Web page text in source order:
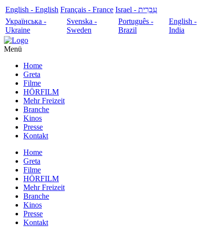
English - English Français - France
עִבְרִית - Israel
Українська -
Ukraine
Svenska -
Sweden
Português -
Brazil
English -
India
Menü
Home
Greta
Filme
HÖRFILM
Mehr Freizeit
Branche
Kinos
Presse
Kontakt
Home
Greta
Filme
HÖRFILM
Mehr Freizeit
Branche
Kinos
Presse
Kontakt